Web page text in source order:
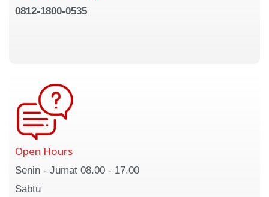
0812-1800-0535
Open Hours
Senin - Jumat 08.00 - 17.00
Sabtu